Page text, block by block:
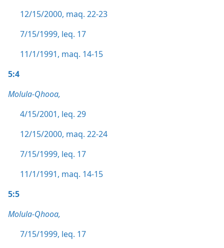
12/15/2000, maq. 22-23
7/15/1999, leq. 17
11/1/1991, maq. 14-15
5:4
Molula-Qhooa,
4/15/2001, leq. 29
12/15/2000, maq. 22-24
7/15/1999, leq. 17
11/1/1991, maq. 14-15
5:5
Molula-Qhooa,
7/15/1999, leq. 17